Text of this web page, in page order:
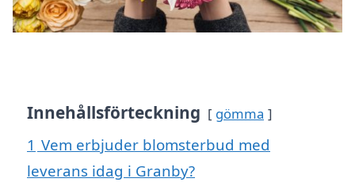
Innehållsförteckning gömma
1 Vem erbjuder blomsterbud med
leverans idag i Granby?